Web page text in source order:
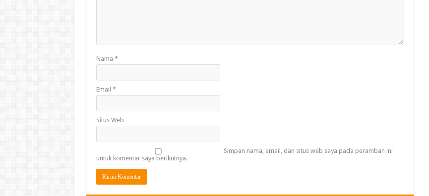
Nama *
Email *
Situs Web
Simpan nama, email, dan situs web saya pada peramban ini
untuk komentar saya berikutnya.